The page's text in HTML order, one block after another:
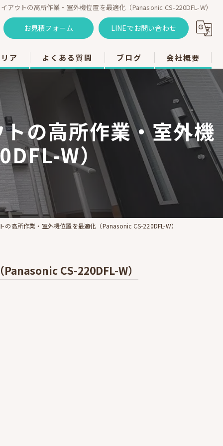
アウトの高所作業・室外機位置を最適化（Panasonic CS-220DFL-W）
お見積フォーム LINEでお問い合わせ
ア
アコン工事
アコン工事
アコン工事
エアコン工事
アコン工事
よくある質問 ブログ 会社概要
の高所作業・室外機
W）
高所作業・室外機位置を最適化（Panasonic CS-220DFL-W）
CS-220DFL-W）